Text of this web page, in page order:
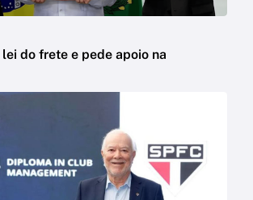
do frete e pede apoio na